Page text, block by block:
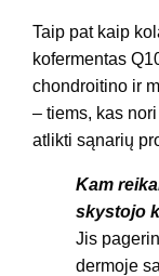
Taip pat kaip
kofermentas
chondroitino ir
– tiems, kas
atlikti sąnarių
Kam
skystojo
Jis
dermoje